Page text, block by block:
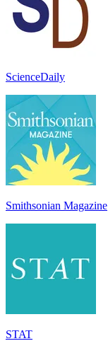
ScienceDaily
Smithsonian Magazine
STAT